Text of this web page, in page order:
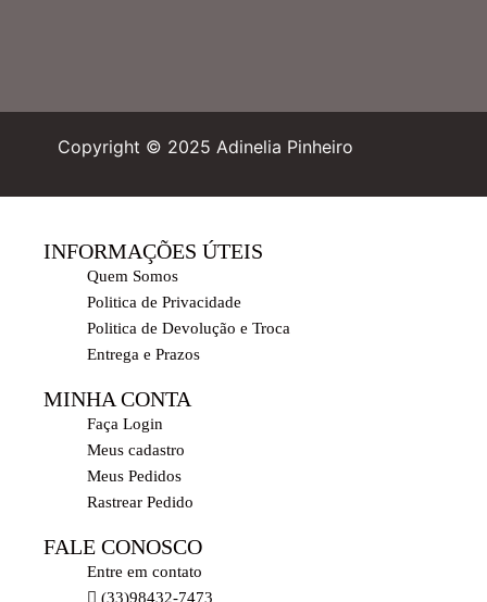
Copyright © 2025 Adinelia Pinheiro
INFORMAÇÕES ÚTEIS
Quem Somos
Politica de Privacidade
Politica de Devolução e Troca
Entrega e Prazos
MINHA CONTA
Faça Login
Meus cadastro
Meus Pedidos
Rastrear Pedido
FALE CONOSCO
Entre em contato
(33)98432-7473